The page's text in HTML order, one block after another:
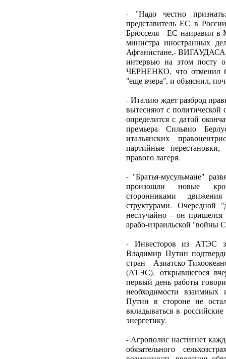
- "Надо честно
представитель ЕС в
Брюсселя - ЕС направил в
министра иностранных
Афганистане,-
интервью на этом посту
ЧЕРНЕНКО, что отменил
"еще вчера", и объяснил,
- Италию ждет разброд
вытесняют с
определится с датой
премьера Сильвио
итальянских
партийные
правого лагеря.
- "Братья-мусульмане"
произошли новые
сторонниками
структурами. Очередной
неслучайно - он
арабо-израильской "войны
- Инвесторов из АТЭС
Владимир Путин
стран Азиатско-
(АТЭС), открывшегося
первый день работы
необходимости
Путин в стороне не
вкладываться в
энергетику.
- Агрополис настигнет
обязательного